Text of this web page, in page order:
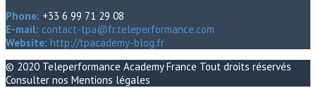
Phone: +33 6 99 71 29 08
E-mail: contact-tpa@fr.teleperformance.com
Website: http://tpacademy-blog.fr
© 2020 Teleperformance Academy France Tout droits réservés
Consulter nos Mentions légales